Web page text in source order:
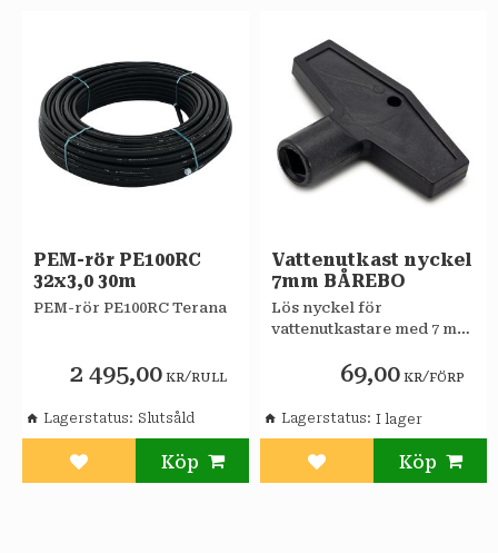
PEM-rör PE100RC
32x3,0 30m
PEM-rör PE100RC Terana
2 495,00 KR/RULL
Lägg till i favoriter
Lagerstatus Slutsåld
Vattenutkast nyckel
7mm BÅREBO
Lös nyckel för
vattenutkastare med 7 mm
69,00 KR/FÖRP
Lägg till i favoriter
Lagerstatus